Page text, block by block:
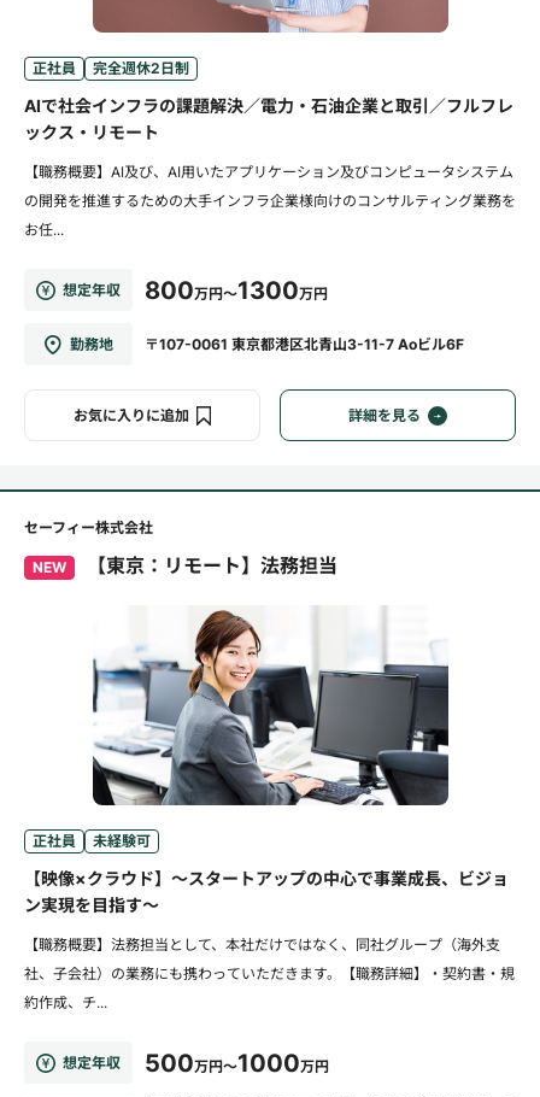
正社員 完全週休2日制
AIで社会インフラの課題解決／電力・石油企業と取引／フルフレ
ックス・リモート
【職務概要】AI及び、AI用いたアプリケーション及びコンピュータシステム
の開発を推進するための大手インフラ企業様向けのコンサルティング業務を
お任...
想定年収 800万円～1300万円
勤務地 〒107-0061 東京都港区北青山3-11-7 Aoビル6F
お気に入りに追加 詳細を見る
セーフィー株式会社
NEW 【東京：リモート】法務担当
正社員 未経験可
【映像×クラウド】～スタートアップの中心で事業成長、ビジョ
ン実現を目指す～
【職務概要】法務担当として、本社だけではなく、同社グループ（海外支
社、子会社）の業務にも携わっていただきます。【職務詳細】・契約書・規
約作成、チ...
想定年収 500万円～1000万円